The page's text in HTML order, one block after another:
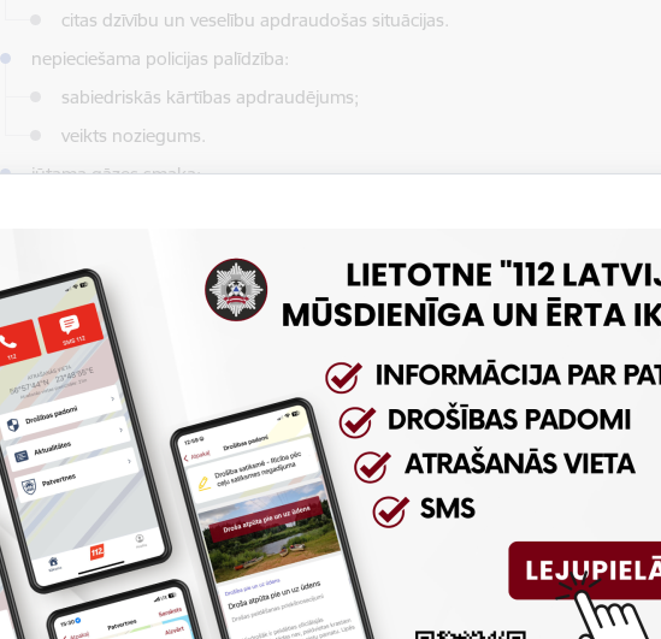
citas dzīvību un veselību apdraudošas situācijas.
nepieciešama policijas palīdzība:
sabiedriskās kārtības apdraudējums;
veikts noziegums.
jūtama gāzes smaka;
uz ūdens;
uz dzelzceļa;
darba vietā.
sagruvusi ēka;
noticis zemes nogruvums;
atrasta ķīmiska viela;
atrasts aizdomīgs priekšmets;
saņemts aizdomīgs pasta sūtījums.
Gadījumos, kad nav nepieciešama operatīvo dienestu palīdzība, ir jāizmanto citi